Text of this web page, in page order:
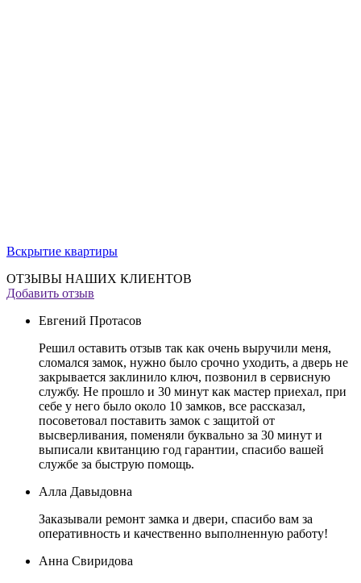
Вскрытие квартиры
ОТЗЫВЫ НАШИХ КЛИЕНТОВ
Добавить отзыв
Евгений Протасов
Решил оставить отзыв так как очень выручили меня,
сломался замок, нужно было срочно уходить, а дверь не
закрывается заклинило ключ, позвонил в сервисную
службу. Не прошло и 30 минут как мастер приехал, при
себе у него было около 10 замков, все рассказал,
посоветовал поставить замок с защитой от
высверливания, поменяли буквально за 30 минут и
выписали квитанцию год гарантии, спасибо вашей
службе за быструю помощь.
Алла Давыдовна
Заказывали ремонт замка и двери, спасибо вам за
оперативность и качественно выполненную работу!
Анна Свиридова